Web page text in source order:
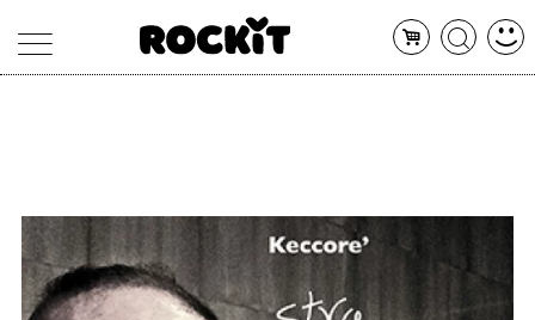
ARTISTI
CONCERTI
SHOP
RADIO